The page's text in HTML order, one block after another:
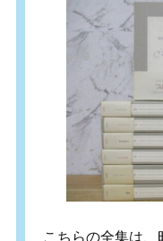
こちらの全集は